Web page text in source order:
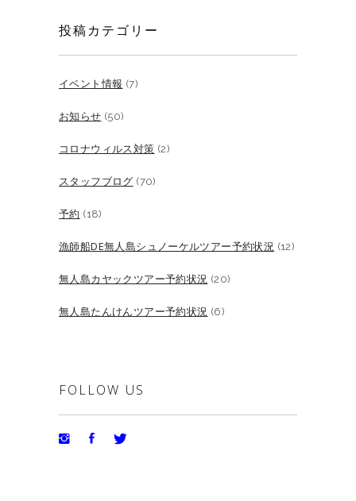
投稿カテゴリー
イベント情報 (7)
お知らせ (50)
コロナウィルス対策 (2)
スタッフブログ (70)
予約 (18)
漁師船DE無人島シュノーケルツアー予約状況 (12)
無人島カヤックツアー予約状況 (20)
無人島たんけんツアー予約状況 (6)
FOLLOW US